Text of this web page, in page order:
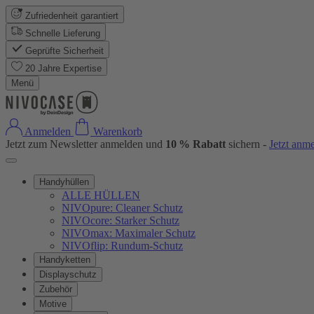
Zufriedenheit garantiert
Schnelle Lieferung
Geprüfte Sicherheit
20 Jahre Expertise
Menü
Anmelden
Warenkorb
Jetzt zum Newsletter anmelden und 10 % Rabatt sichern - Jetzt
Handyhüllen
ALLE HÜLLEN
NIVOpure: Cleaner Schutz
NIVOcore: Starker Schutz
NIVOmax: Maximaler Schutz
NIVOflip: Rundum-Schutz
Handyketten
Displayschutz
Zubehör
Motive